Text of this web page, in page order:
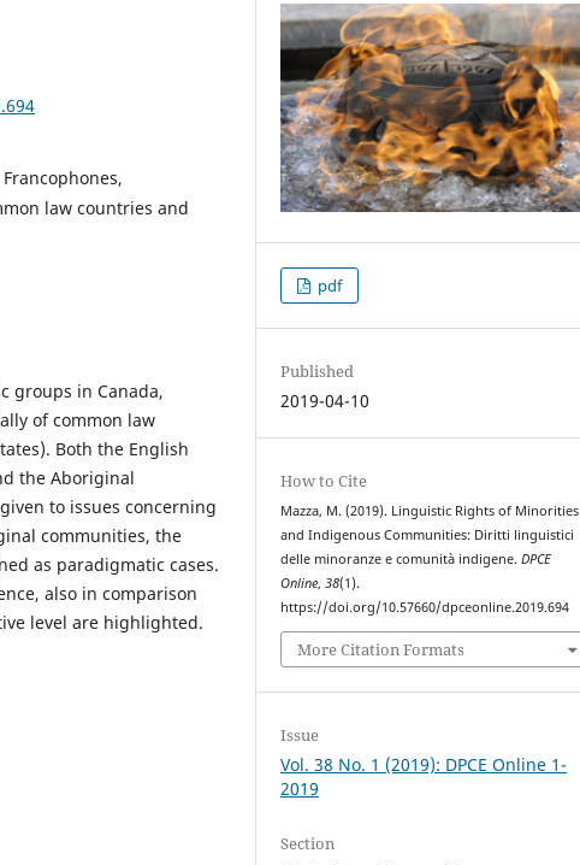
law countries and
groups in Canada,
of common law
Both the English
the Aboriginal
to issues concerning
communities, the
as paradigmatic cases.
also in comparison
level are highlighted.
pdf
Published
2019-04-10
How to Cite
Mazza, M. (2019). Linguistic Rights of Minorities
and Indigenous Communities: Diritti linguistici
delle minoranze e comunità indigene.DPCE
Online,38(1).
https://doi.org/10.57660/dpceonline.2019.694
More Citation Formats
Issue
Vol. 38 No. 1 (2019): DPCE Online 1-
2019
Section